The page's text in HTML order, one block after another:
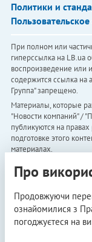
Политики и
При полном или
гиперссылка на LB.ua
воспроизведение или
содержится ссылка на
Группа" запрещено.
Материалы, которые
"Новости компаний" /
публикуются на
подготовке этого
материалах.
обнародованные в
рекламодатель.
Субъект в сфере
Про
Продовжуючи
ознайомилися з
погоджуєтеся на